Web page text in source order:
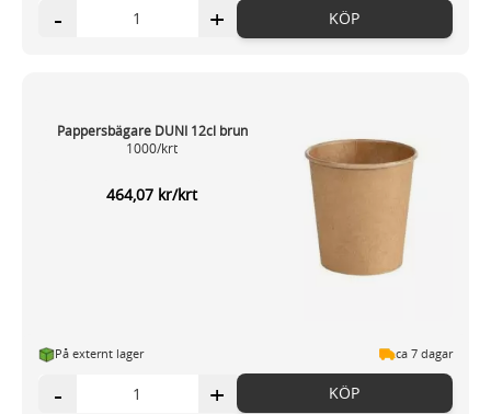
- + KÖP
Pappersbägare DUNI 12cl brun
1000/krt
464,07 kr/krt
På externt lager ca 7 dagar
- + KÖP